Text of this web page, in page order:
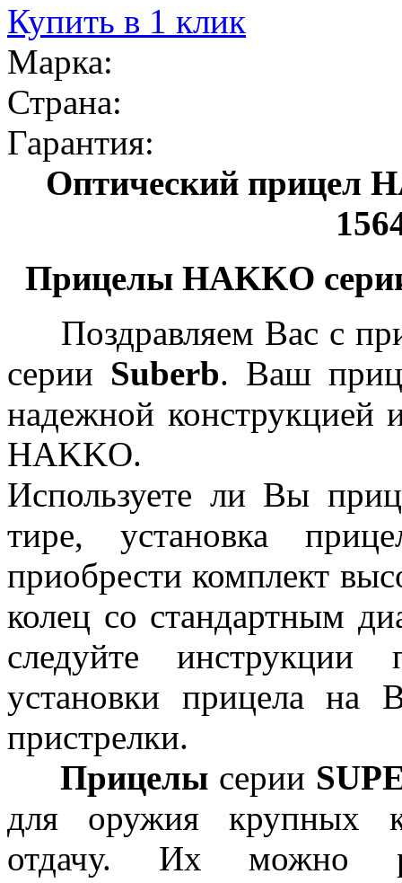
Купить в 1 клик
Марка:
Страна:
Гарантия:
Оптический прицел
Прицелы HAKKO
Поздравляем Вас с
серии Suberb. Ваш
надежной конструкцией
HAKKO.
Используете ли Вы
тире, установка
приобрести комплект
колец со стандартным
следуйте инструкции
установки прицела на
пристрелки.
Прицелы серии
для оружия крупных
отдачу. Их можно